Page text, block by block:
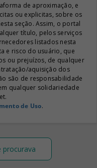
de aproximação, e
ou explicitas, sobre os
seção. Assim, o portal
título, pelos serviços
listados nesta
e risco do usuário, que
ou prejuízos, de qualquer
aquisição dos
são de responsabilidade
qualquer solidariedade
de Uso.
procurava